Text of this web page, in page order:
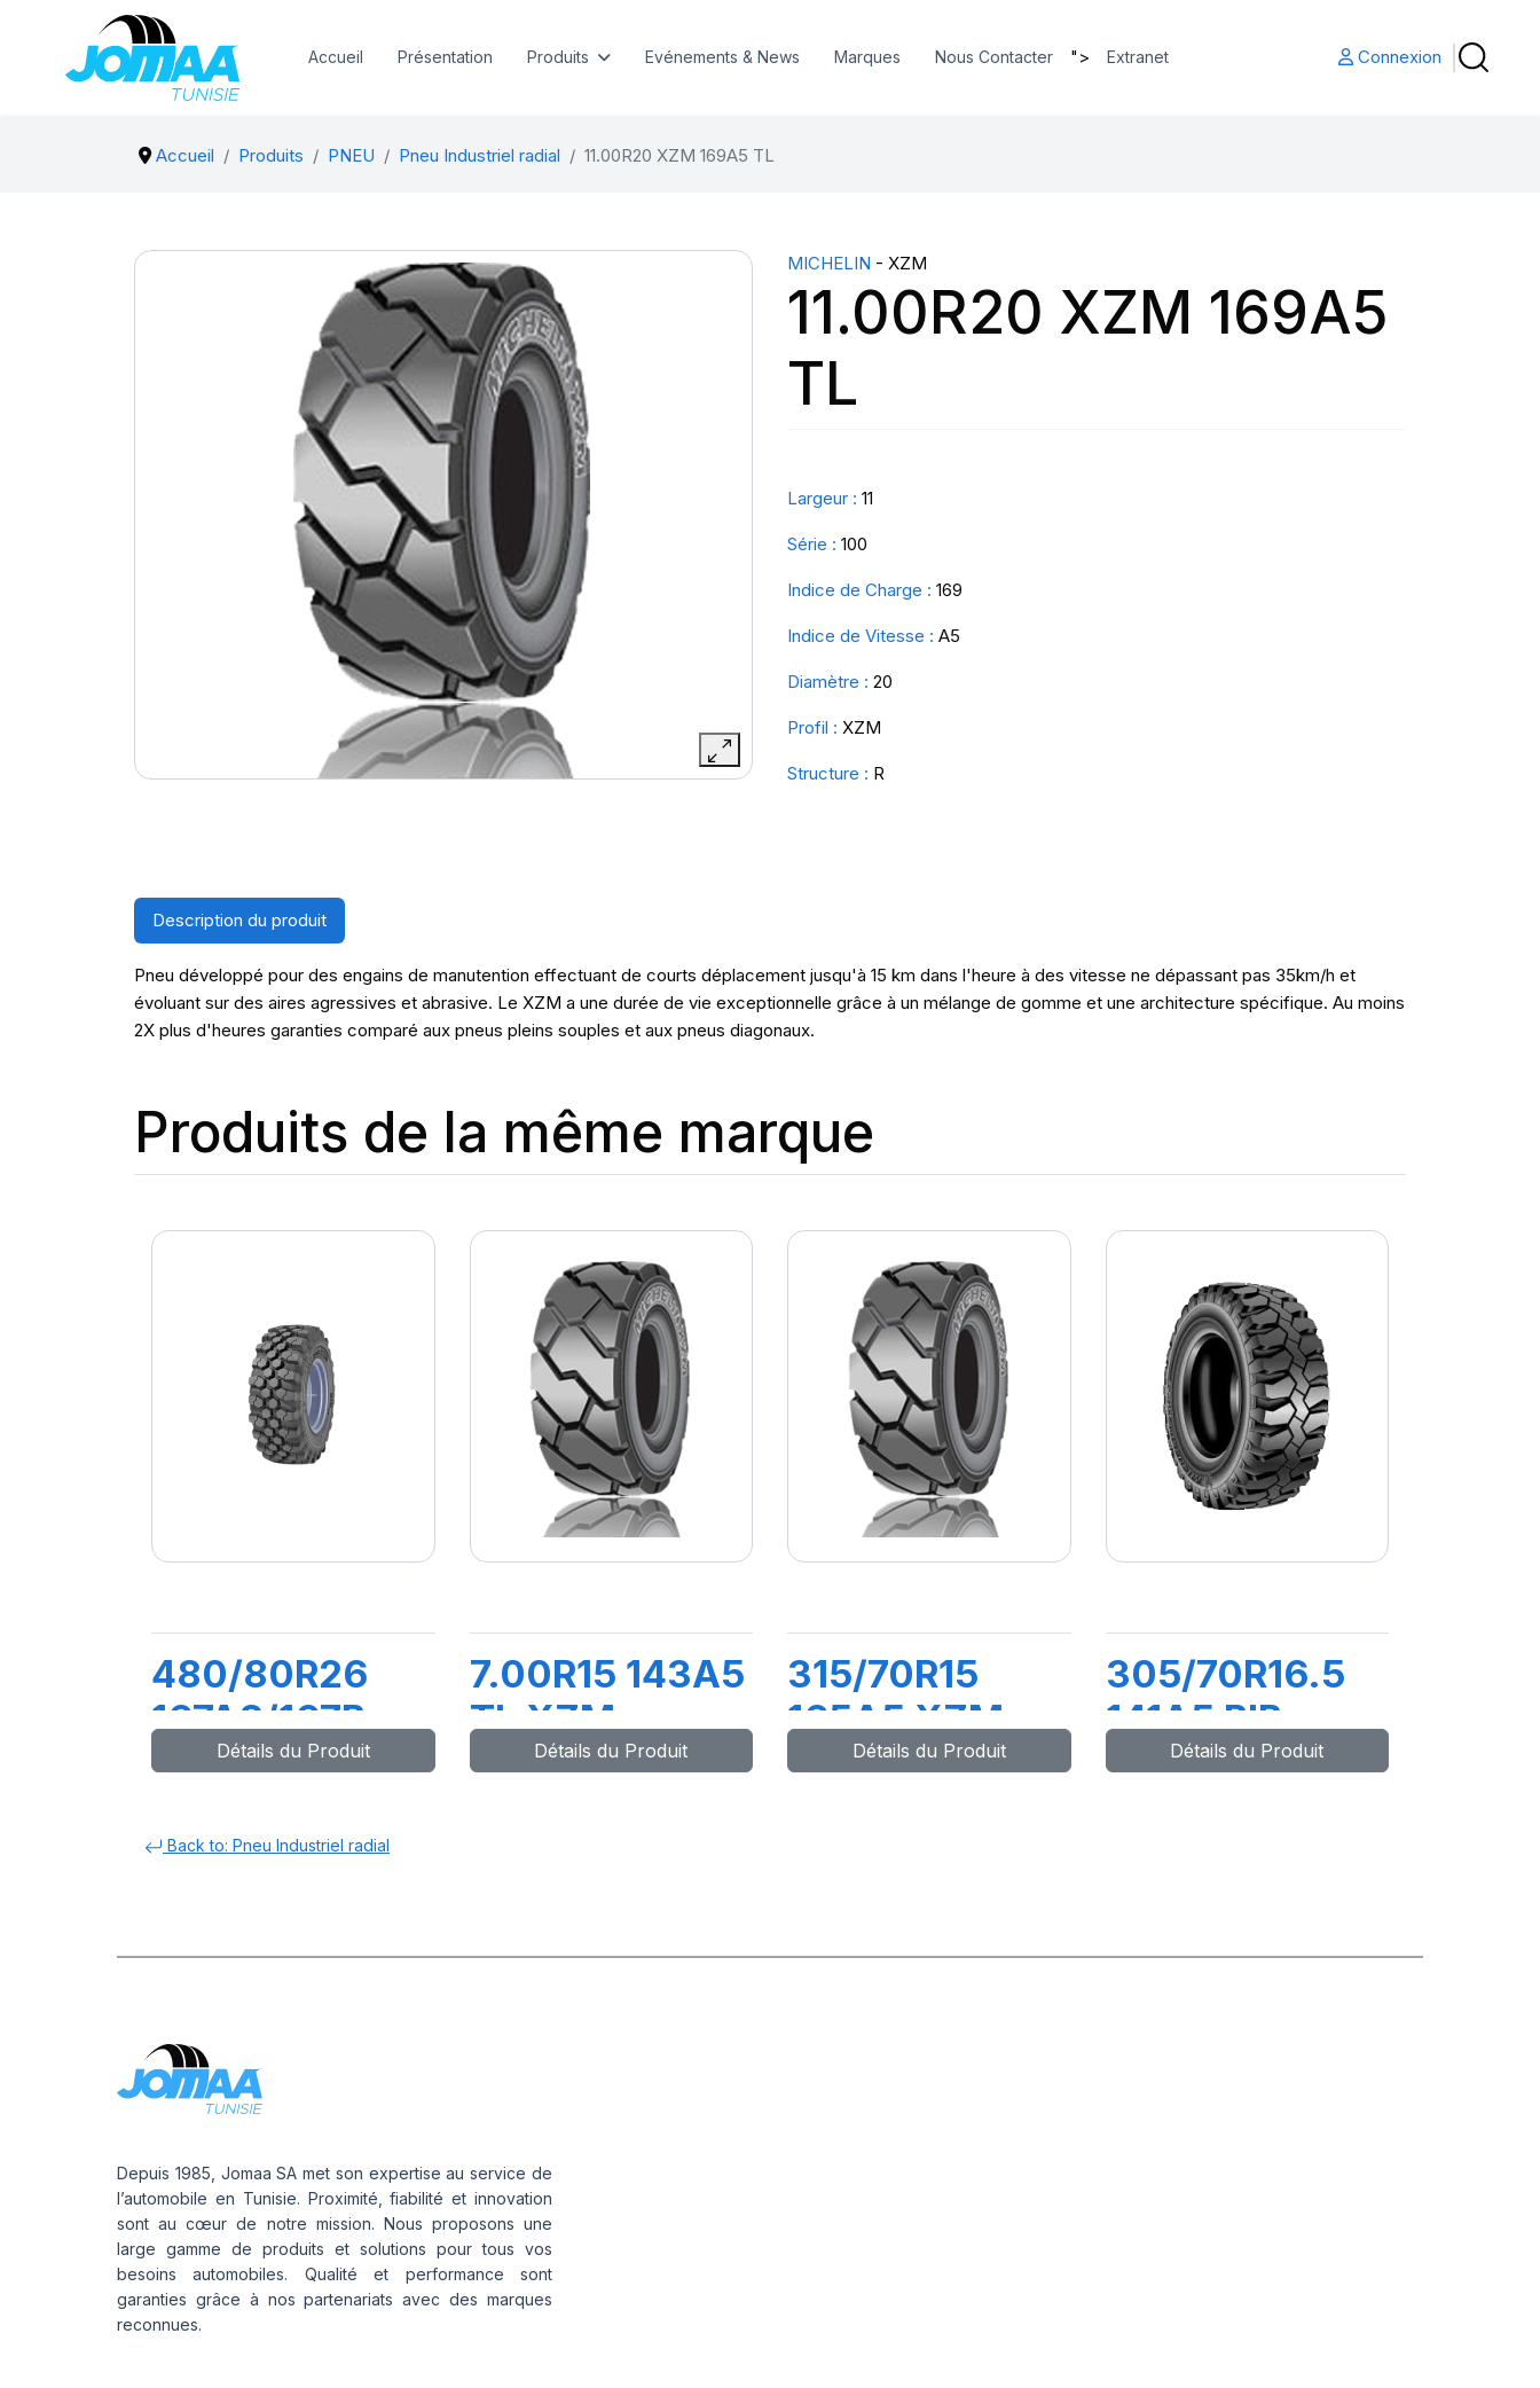
Accueil Présentation Produits Evénements & News Marques Nous Contacter "> Extranet Connexion
Accueil Produits PNEU Pneu Industriel radial 11.00R20 XZM 169A5 TL
MICHELIN - XZM
11.00R20 XZM 169A5
TL
Largeur : 11
Série : 100
Indice de Charge : 169
Indice de Vitesse : A5
Diamètre : 20
Profil : XZM
Structure : R
Description du produit
Pneu développé pour des engains de manutention effectuant de courts déplacement jusqu'à 15 km dans l'heure à des vitesse ne dépassant pas 35km/h et
évoluant sur des aires agressives et abrasive. Le XZM a une durée de vie exceptionnelle grâce à un mélange de gomme et une architecture spécifique. Au moins
2X plus d'heures garanties comparé aux pneus pleins souples et aux pneus diagonaux.
Produits de la même marque
480/80R26
167A8/167B
BIBLOAD HARD
Détails du Produit
7.00R15 143A5
TL XZM
Détails du Produit
315/70R15
165A5 XZM
Détails du Produit
305/70R16.5
141A5 BIB
STEEL AT
Détails du Produit
Back to: Pneu Industriel radial
Depuis 1985, Jomaa SA met son expertise au service de
l’automobile en Tunisie. Proximité, fiabilité et innovation
sont au cœur de notre mission. Nous proposons une
large gamme de produits et solutions pour tous vos
besoins automobiles. Qualité et performance sont
garanties grâce à nos partenariats avec des marques
reconnues.